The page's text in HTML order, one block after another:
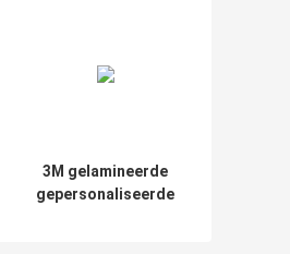
3M gelamineerde
gepersonaliseerde